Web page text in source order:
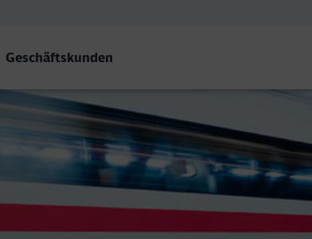
Geschäftskunden